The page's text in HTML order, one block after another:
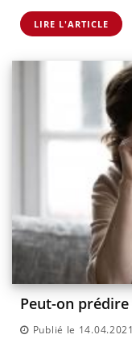
LIRE L'ARTICLE
Peut-on prédire
Publié le 14.04.2021